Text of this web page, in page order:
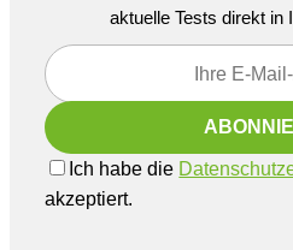
aktuelle Tests direkt in
Ich habe die
akzeptiert.